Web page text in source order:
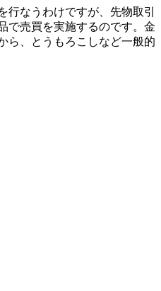
行なうわけですが、先物取引
で売買を実施するのです。金
ら、とうもろこしなど一般的